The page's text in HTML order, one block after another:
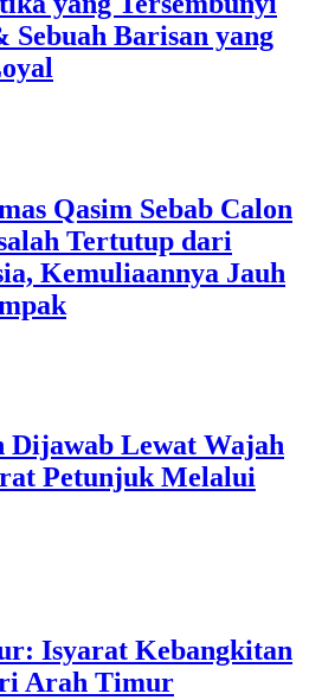
Sebuah Barisan yang
Qasim Sebab Calon
Tertutup dari
Kemuliaannya Jauh
Lewat Wajah
Petunjuk Melalui
Isyarat Kebangkitan
Arah Timur